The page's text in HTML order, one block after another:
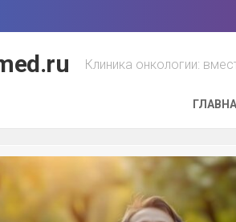
Клиника онкологии: